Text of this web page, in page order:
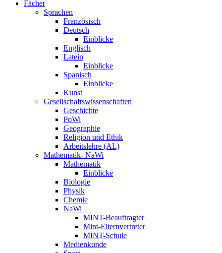
Fächer
Sprachen
Französisch
Deutsch
Einblicke
Englisch
Latein
Einblicke
Spanisch
Einblicke
Kunst
Gesellschaftswissenschaften
Geschichte
PoWi
Geographie
Religion und Ethik
Arbeitslehre (AL)
Mathematik- NaWi
Mathematik
Einblicke
Biologie
Physik
Chemie
NaWi
MINT-Beauftragter
Mint-Elternvertreter
MINT-Schule
Medienkunde